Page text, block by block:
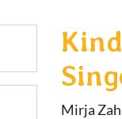
Mirja